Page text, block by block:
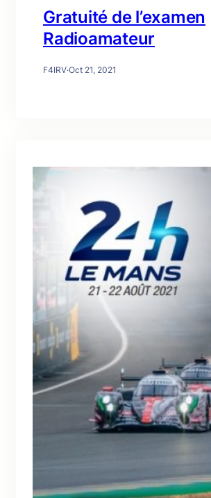
Gratuité de l’examen
Radioamateur
F4IRV·Oct 21, 2021